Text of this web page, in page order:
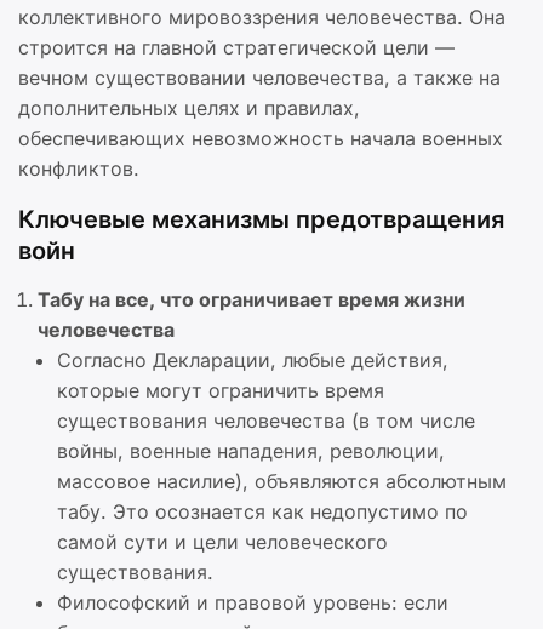
коллективного мировоззрения человечества. Она
строится на главной стратегической цели —
вечном существовании человечества, а также на
дополнительных целях и правилах,
обеспечивающих невозможность начала военных
конфликтов.
Ключевые механизмы предотвращения
войн
Табу на все, что ограничивает время жизни
человечества
Согласно Декларации, любые действия,
которые могут ограничить время
существования человечества (в том числе
войны, военные нападения, революции,
массовое насилие), объявляются абсолютным
табу. Это осознается как недопустимо по
самой сути и цели человеческого
существования.
Философский и правовой уровень: если